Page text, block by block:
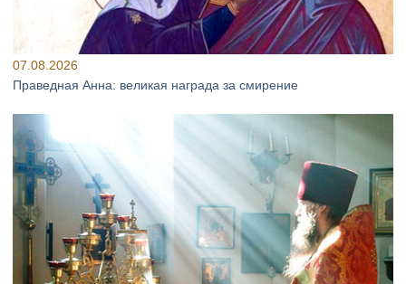
07.08.2026
Праведная Анна: великая награда за смирение